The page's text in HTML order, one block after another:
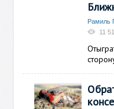
Рамиль
11